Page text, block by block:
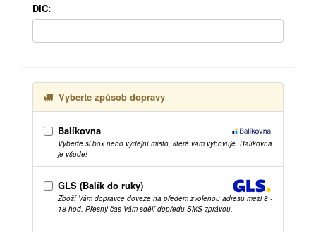
DIČ:
Vyberte způsob dopravy
Balíkovna
Vyberte si box nebo výdejní místo, které vám vyhovuje. Balíkovna
je všude!
GLS (Balík do ruky)
Zboží Vám dopravce doveze na předem zvolenou adresu mezi 8 -
18 hod. Přesný čas Vám sdělí dopředu SMS zprávou.